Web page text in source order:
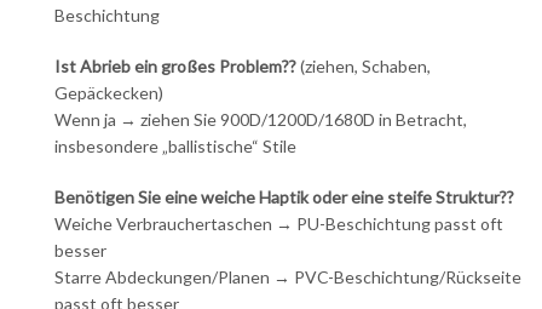
Beschichtung
Ist Abrieb ein großes Problem??(ziehen, Schaben,
Gepäckecken)
Wenn ja → ziehen Sie 900D/1200D/1680D in Betracht,
insbesondere „ballistische“ Stile
Benötigen Sie eine weiche Haptik oder eine steife Struktur??
Weiche Verbrauchertaschen → PU-Beschichtung passt oft
besser
Starre Abdeckungen/Planen → PVC-Beschichtung/Rückseite
passt oft besser